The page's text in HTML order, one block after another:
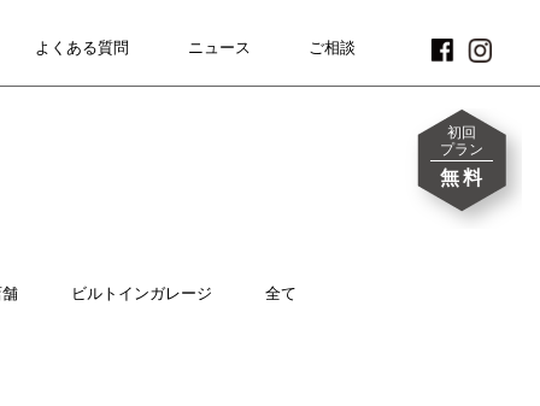
よくある質問
FAQ ニュース
NEWS ご相談
CONTACT
初回
プラン
無料
ビルトインガレージ 全て